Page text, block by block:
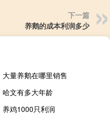
下一篇
养鹅的成本利润多少
大量养鹅在哪里销售
哈文有多大年龄
养鸡1000只利润